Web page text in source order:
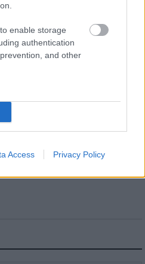
enable storage
authentication
and other
Access Privacy Policy
légtechnika az